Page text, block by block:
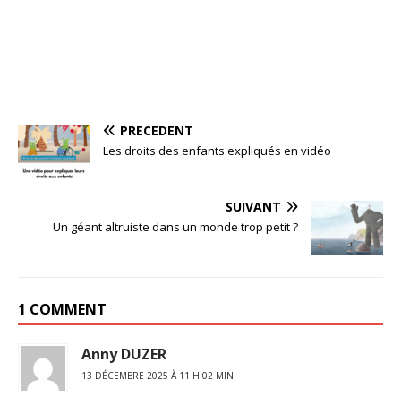
PRÉCÉDENT
Les droits des enfants expliqués en vidéo
SUIVANT
Un géant altruiste dans un monde trop petit ?
1 COMMENT
Anny DUZER
13 DÉCEMBRE 2025 À 11 H 02 MIN